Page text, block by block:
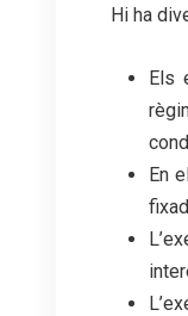
Hi ha
Els
En